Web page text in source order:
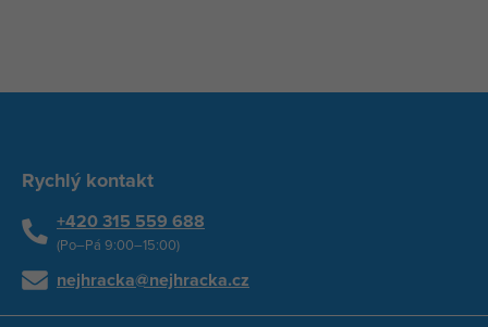
Rychlý kontakt
+420 315 559 688
(Po–Pá 9:00–15:00)
nejhracka@nejhracka.cz